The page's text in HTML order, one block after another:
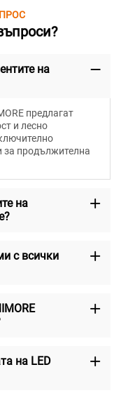
на
предлагат
и лесно
за продължителна
на
с всички
на LED